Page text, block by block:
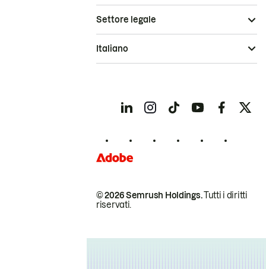
© 2026 Semrush Holdings.Tutti i diritti
riservati.
Settore legale
Italiano